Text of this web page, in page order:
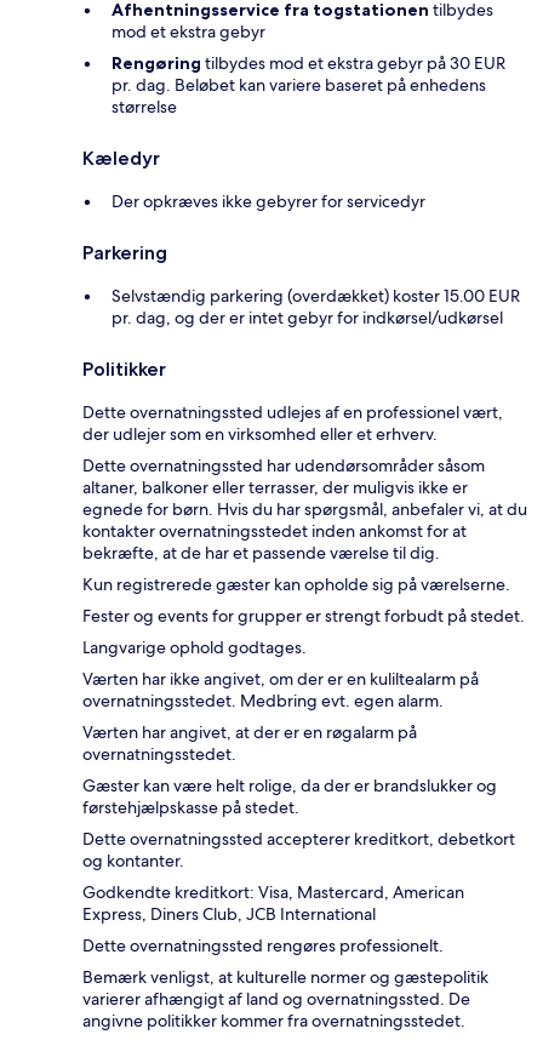
Afhentningsservice fra togstationen tilbydes
mod et ekstra gebyr
Rengøring tilbydes mod et ekstra gebyr på 30 EUR
pr. dag. Beløbet kan variere baseret på enhedens
størrelse
Kæledyr
Der opkræves ikke gebyrer for servicedyr
Parkering
Selvstændig parkering (overdækket) koster 15.00 EUR
pr. dag, og der er intet gebyr for indkørsel/udkørsel
Politikker
Dette overnatningssted udlejes af en professionel vært,
der udlejer som en virksomhed eller et erhverv.
Dette overnatningssted har udendørsområder såsom
altaner, balkoner eller terrasser, der muligvis ikke er
egnede for børn. Hvis du har spørgsmål, anbefaler vi, at du
kontakter overnatningsstedet inden ankomst for at
bekræfte, at de har et passende værelse til dig.
Kun registrerede gæster kan opholde sig på værelserne.
Fester og events for grupper er strengt forbudt på stedet.
Langvarige ophold godtages.
Værten har ikke angivet, om der er en kuliltealarm på
overnatningsstedet. Medbring evt. egen alarm.
Værten har angivet, at der er en røgalarm på
overnatningsstedet.
Gæster kan være helt rolige, da der er brandslukker og
førstehjælpskasse på stedet.
Dette overnatningssted accepterer kreditkort, debetkort
og kontanter.
Godkendte kreditkort: Visa, Mastercard, American
Express, Diners Club, JCB International
Dette overnatningssted rengøres professionelt.
Bemærk venligst, at kulturelle normer og gæstepolitik
varierer afhængigt af land og overnatningssted. De
angivne politikker kommer fra overnatningsstedet.